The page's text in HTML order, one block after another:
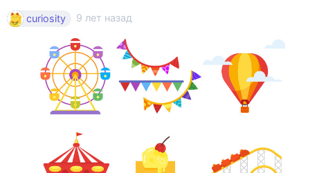
curiosity 9 лет назад